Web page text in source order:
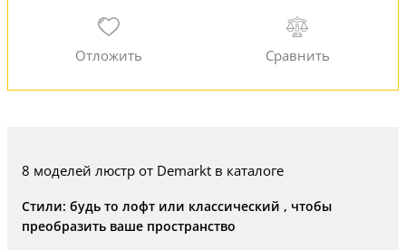
8 моделей люстр от Demarkt в каталоге
Стили: будь то лофт или классический , чтобы
преобразить ваше пространство